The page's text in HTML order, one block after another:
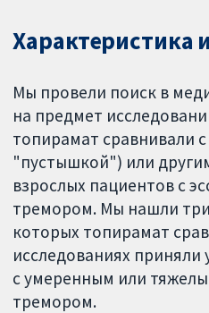
Характеристика
Мы провели поиск в
на предмет
топирамат сравнивали
"пустышкой") или
взрослых пациентов с
тремором. Мы нашли
которых топирамат
исследованиях приняли
с умеренным или
тремором.